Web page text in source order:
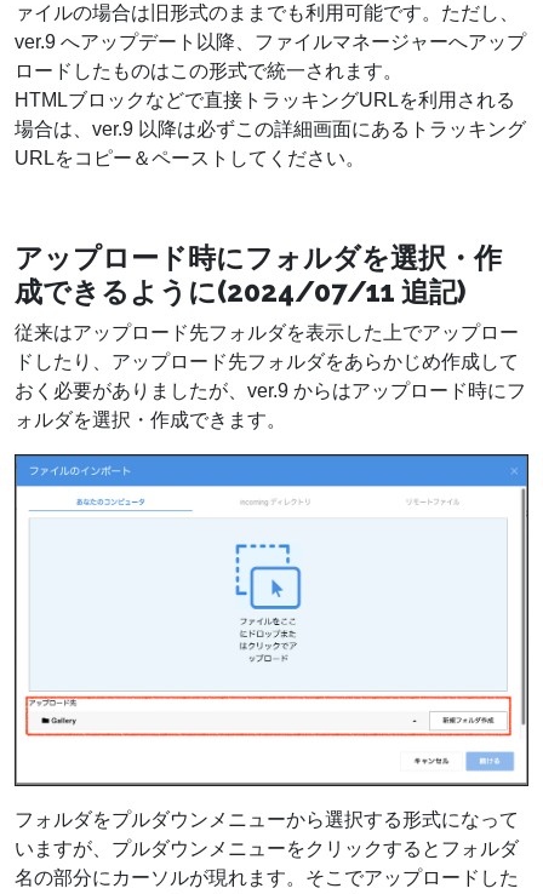
ァイルの場合は旧形式のままでも利用可能です。ただし、
ver.9 へアップデート以降、ファイルマネージャーへアップ
ロードしたものはこの形式で統一されます。
HTMLブロックなどで直接トラッキングURLを利用される
場合は、ver.9 以降は必ずこの詳細画面にあるトラッキング
URLをコピー＆ペーストしてください。
アップロード時にフォルダを選択・作
成できるように(2024/07/11 追記)
従来はアップロード先フォルダを表示した上でアップロー
ドしたり、アップロード先フォルダをあらかじめ作成して
おく必要がありましたが、ver.9 からはアップロード時にフ
ォルダを選択・作成できます。
フォルダをプルダウンメニューから選択する形式になって
いますが、プルダウンメニューをクリックするとフォルダ
名の部分にカーソルが現れます。そこでアップロードした